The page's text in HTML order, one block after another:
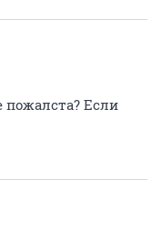
пожалста? Если